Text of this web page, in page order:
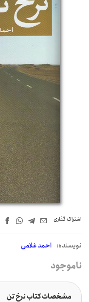
اشتراک‌ گذاری
نويسنده: احمد غلامی
ناموجود
مشخصات کتاب نرخ تن